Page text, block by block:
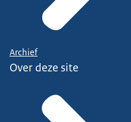
Archief
Over deze site